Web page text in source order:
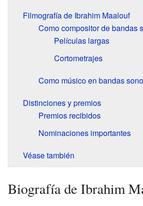
Filmografía de Ibrahim Maalouf
Como compositor de bandas
Películas largas
Cortometrajes
Como músico en bandas
Distinciones y premios
Premios recibidos
Nominaciones importantes
Véase también
Biografía de Ibrahim